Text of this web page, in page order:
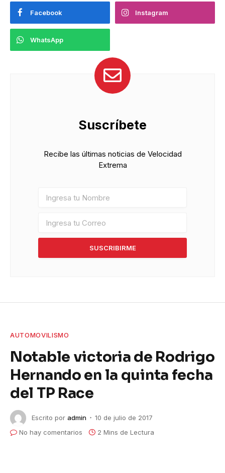
Facebook Instagram
WhatsApp
Suscríbete
Recibe las últimas noticias de Velocidad
Extrema
SUSCRIBIRME
AUTOMOVILISMO
Notable victoria de Rodrigo
Hernando en la quinta fecha
del TP Race
Escrito por admin
10 de julio de 2017
No hay comentarios
2 Mins de Lectura